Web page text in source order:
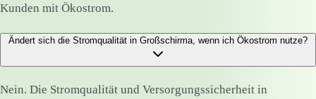
Kunden mit Ökostrom.
Ändert sich die Stromqualität in Großschirma, wenn ich Ökostrom nutze?
Nein. Die Stromqualität und Versorgungssicherheit in